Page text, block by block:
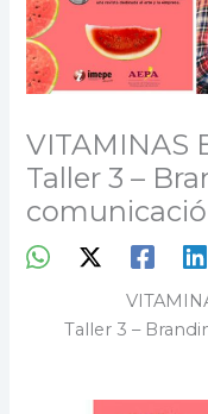
VITAMINAS
Taller 3 –
Taller 3 –